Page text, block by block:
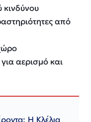
από
αερισμό και
Η Κλέλια